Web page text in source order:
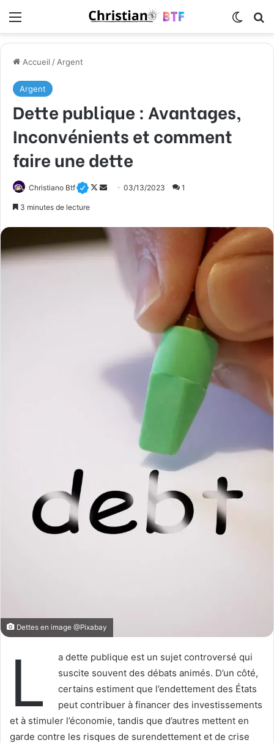
Menu
Accueil / Argent
Argent
Dette publique : Avantages,
Inconvénients et comment
faire une dette
Christiano Btf
Follow
Envoyer03/13/2023 1
3 minutes de lecture
Dettes en image @Pixabay
L
a dette publique est un sujet controversé qui
suscite souvent des débats animés. D’un côté,
certains estiment que l’endettement des États
peut contribuer à financer des investissements
et à stimuler l’économie, tandis que d’autres mettent en
garde contre les risques de surendettement et de crise